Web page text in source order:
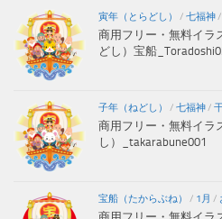
寅年（とらどし） / 七福神/
商用フリー・無料イラ
どし）宝船
子年（ねどし） / 七福神/
商用フリー・無料イラ
し）_takarabune001
宝船（たからぶね） / 1月 /